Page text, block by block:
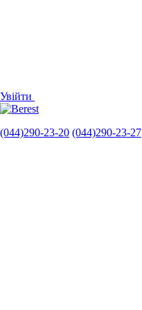
Увійти
(044)290-23-20 (044)290-23-27